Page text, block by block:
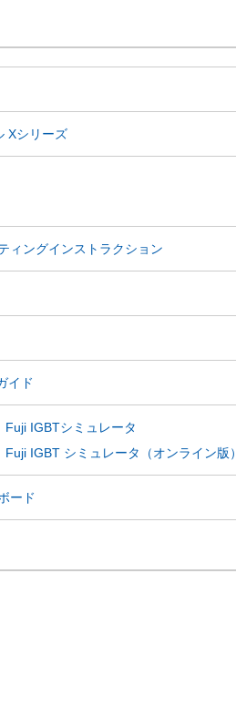
Xシリーズ
ィングインストラクション
イド
IGBTシミュレータ
IGBT シミュレータ（オンライン版）
ード